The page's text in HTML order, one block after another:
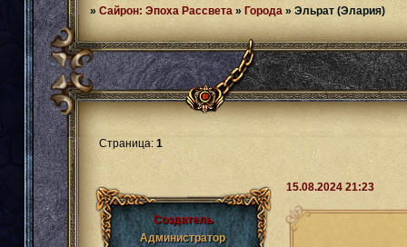
» Сайрон: Эпоха Рассвета » Города » Эльрат (Элария)
Страница: 1
15.08.2024 21:23
Создатель
Администратор